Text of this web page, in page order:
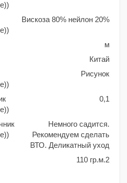
Вискоза 80% нейлон 20%
м
Китай
Рисунок
0,1
Немного садится.
Рекомендуем сделать
ВТО. Деликатный уход
110 гр.м.2